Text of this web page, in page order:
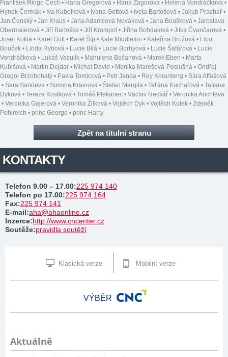
František Ringo Čech • Hana Gregorová • Hana Zagorová • Helena Vondráčková •
Hynek Čermák • Iva Kubelková • Ivana Gottová • Iveta Bartošová • Jakub Prachař •
Jan Čenský • Jan Kraus • Jana Adamcová Nováková • Jana Boušková • Jaroslava
Obermaierová • Jiří Bartoška • Jiří Krampol • Jiřina Bohdalová • Jitka Čvančarová •
Josef Kokta • Karel Gott• Karel Šíp • Kate Middleton • Kateřina Brožová • Libor
Bouček • Linda Rybová • Lucie Bílá • Lucie Borhyová • Lucie Šafářová • Lucie
Vondráčková • Lukáš Vaculík • Mahulena Bočanová • Marek Eben • Marta
Kubišová • Martin Dejdar • Michal David • Monika Marešová-Poslušná • Ondřej
Gregor Brzobohatý • Pavla Tomicová • Petr Janda • Rey Koranteng • Sára Affašová
• Sara Sandeva • Simona Krainová • Štefan Margita • Taťána Kuchařová • Tatiana
Dyková • Tereza Kostková • Tomáš Plekanec • Václav Neckář • Veronika Arichteva
• Veronika Gajerová • Veronika Žilková • Vojtěch Dyk • Vojtěch Kotek • Zdeněk
Pohlreich • princ George • princ Harry
Zpět na titulní stranu
KONTAKTY
Telefon 9.00 – 17.00:225 974 140
Telefon po 17.00:225 974 164
Fax:225 974 141
E-mail:aha@ahaonline.cz
Inzerce:http://www.cncenter.cz
Soutěže:pravidla soutěží
Klasická verze Mobilní verze
VÝBĚR
Aktuálně